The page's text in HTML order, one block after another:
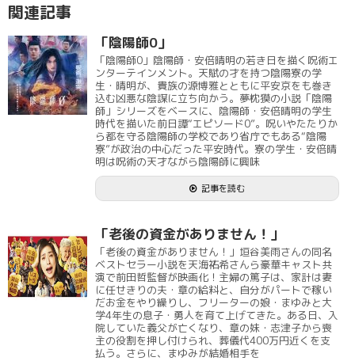
関連記事
「陰陽師0」
「陰陽師0」陰陽師・安倍晴明の若き日を描く呪術エ
ンターテインメント。天賦の才を持つ陰陽寮の学
生・晴明が、貴族の源博雅とともに平安京をも巻き
込む凶悪な陰謀に立ち向かう。夢枕獏の小説「陰陽
師」シリーズをベースに、陰陽師・安倍晴明の学生
時代を描いた前日譚“エピソード0”。呪いやたたりか
ら都を守る陰陽師の学校であり省庁でもある“陰陽
寮”が政治の中心だった平安時代。寮の学生・安倍晴
明は呪術の天才ながら陰陽師に興味
記事を読む
「老後の資金がありません！」
「老後の資金がありません！」垣谷美雨さんの同名
ベストセラー小説を天海祐希さんら豪華キャスト共
演で前田哲監督が映画化！主婦の篤子は、家計は妻
に任せきりの夫・章の給料と、自分がパートで稼い
だお金をやり繰りし、フリーターの娘・まゆみと大
学4年生の息子・勇人を育て上げてきた。ある日、入
院していた義父が亡くなり、章の妹・志津子から喪
主の役割を押し付けられ、葬儀代400万円近くを支
払う。さらに、まゆみが結婚相手を